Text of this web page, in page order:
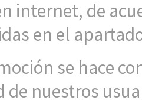
internet, de
en el
se hace
de nuestros